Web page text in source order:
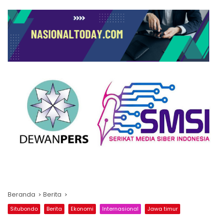
Beranda Berita
Situbondo Berita Ekonomi Internasional Jawa timur